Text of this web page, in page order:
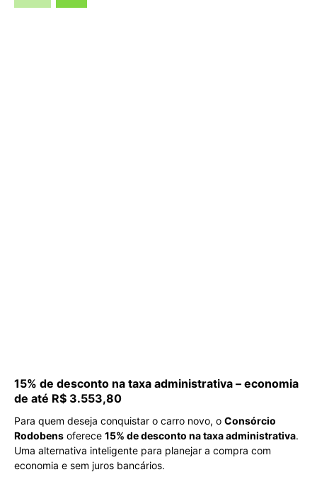
15% de desconto na taxa administrativa – economia
de até R$ 3.553,80
Para quem deseja conquistar o carro novo, o Consórcio
Rodobens oferece 15% de desconto na taxa administrativa.
Uma alternativa inteligente para planejar a compra com
economia e sem juros bancários.